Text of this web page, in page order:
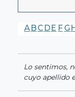
A BC DE F G
Lo sentimos,
cuyo apellido